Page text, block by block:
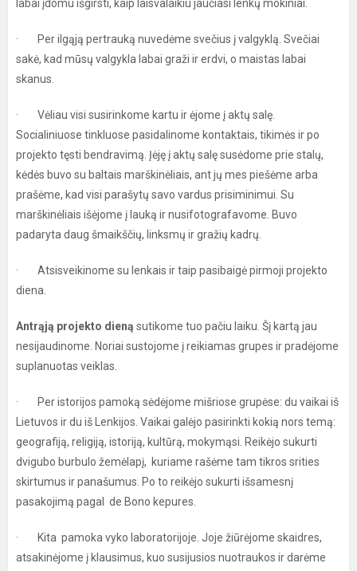
labai įdomu išgirsti, kaip laisvalaikiu jaučiasi lenkų mokiniai.
· Per ilgąją pertrauką nuvedėme svečius į valgyklą. Svečiai
sakė, kad mūsų valgykla labai graži ir erdvi, o maistas labai
skanus.
· Vėliau visi susirinkome kartu ir ėjome į aktų salę.
Socialiniuose tinkluose pasidalinome kontaktais, tikimės ir po
projekto tęsti bendravimą. Įėję į aktų salę susėdome prie stalų,
kėdės buvo su baltais marškinėliais, ant jų mes piešėme arba
prašėme, kad visi parašytų savo vardus prisiminimui. Su
marškinėliais išėjome į lauką ir nusifotografavome. Buvo
padaryta daug šmaikščių, linksmų ir gražių kadrų.
· Atsisveikinome su lenkais ir taip pasibaigė pirmoji projekto
diena.
Antrąją projekto dieną sutikome tuo pačiu laiku. Šį kartą jau
nesijaudinome. Noriai sustojome į reikiamas grupes ir pradėjome
suplanuotas veiklas.
· Per istorijos pamoką sėdėjome mišriose grupėse: du vaikai iš
Lietuvos ir du iš Lenkijos. Vaikai galėjo pasirinkti kokią nors temą:
geografiją, religiją, istoriją, kultūrą, mokymąsi. Reikėjo sukurti
dvigubo burbulo žemėlapį, kuriame rašėme tam tikros srities
skirtumus ir panašumus. Po to reikėjo sukurti išsamesnį
pasakojimą pagal de Bono kepures.
· Kita pamoka vyko laboratorijoje. Joje žiūrėjome skaidres,
atsakinėjome į klausimus, kuo susijusios nuotraukos ir darėme